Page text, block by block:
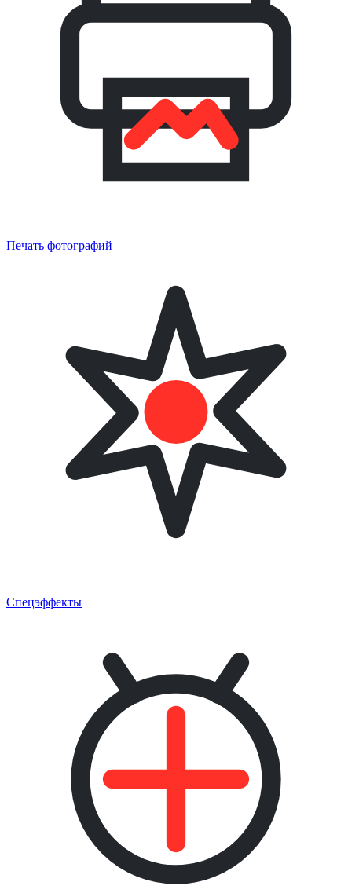
Печать фотографий
Спецэффекты